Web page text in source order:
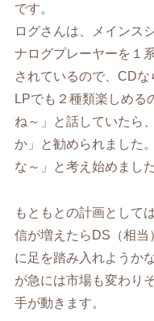
です。
ログさんは、メインス
ナログプレーヤーを１
されているので、CDな
LPでも２種類楽しめる
ね～」と話していたら
か」と勧められました
な～」と考え始めました
もともとの計画として
信が増えたらDS（相当
に足を踏み入れようか
が急には市場も変わり
手が動きます。